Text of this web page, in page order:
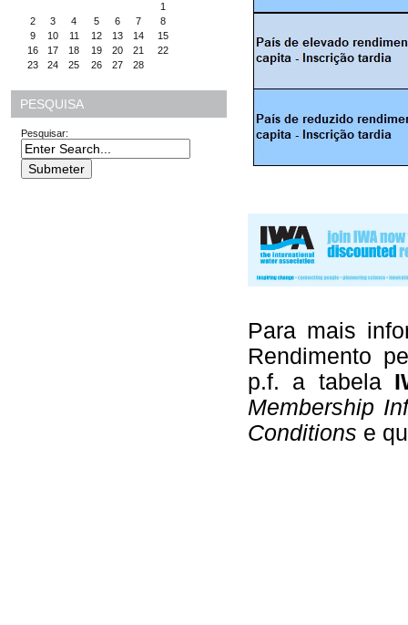
1
2
3 4 5 6 7
8
9
10 11 12 13 14
15
16
17 18 19 20 21
22
23
24 25 26 27 28
PESQUISA
Pesquisar:
Para mais
Rendimento
p.f. a tabela
Membership
Conditions e